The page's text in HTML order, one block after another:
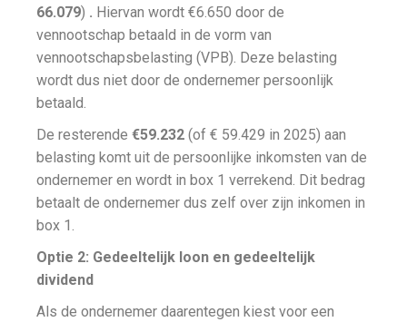
66.079) . Hiervan wordt €6.650 door de
vennootschap betaald in de vorm van
vennootschapsbelasting (VPB). Deze belasting
wordt dus niet door de ondernemer persoonlijk
betaald.
De resterende €59.232 (of € 59.429 in 2025) aan
belasting komt uit de persoonlijke inkomsten van de
ondernemer en wordt in box 1 verrekend. Dit bedrag
betaalt de ondernemer dus zelf over zijn inkomen in
box 1.
Optie 2: Gedeeltelijk loon en gedeeltelijk
dividend
Als de ondernemer daarentegen kiest voor een